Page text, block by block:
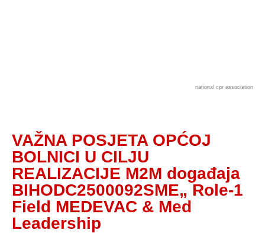
national cpr association
VAŽNA POSJETA OPĆOJ
BOLNICI U CILJU
REALIZACIJE M2M događaja
BIHODC2500092SME„ Role-1
Field MEDEVAC & Med
Leadership